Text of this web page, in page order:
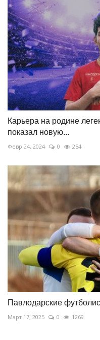
Карьера на родине
показал новую...
Февр 24, 2024 0 254
Павлодарские
Март 17, 2025 0 1269